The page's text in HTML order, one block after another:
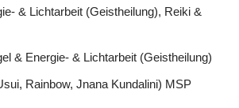
& Lichtarbeit (Geistheilung), Reiki &
& Energie- & Lichtarbeit (Geistheilung)
Rainbow, Jnana Kundalini) MSP